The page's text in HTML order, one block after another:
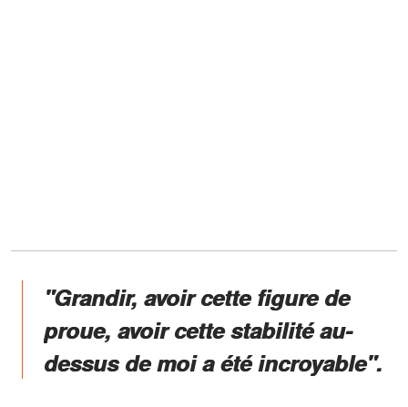
"Grandir, avoir cette figure de
proue, avoir cette stabilité au-
dessus de moi a été incroyable".